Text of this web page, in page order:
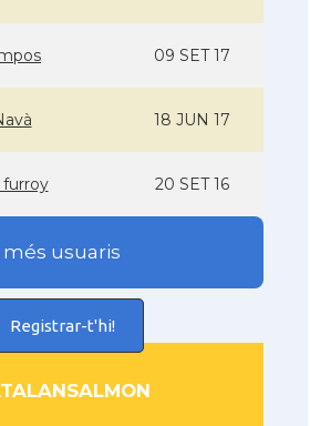
09 SET 17
18 JUN 17
furroy 20 SET 16
més usuaris
Registrar-t'hi!